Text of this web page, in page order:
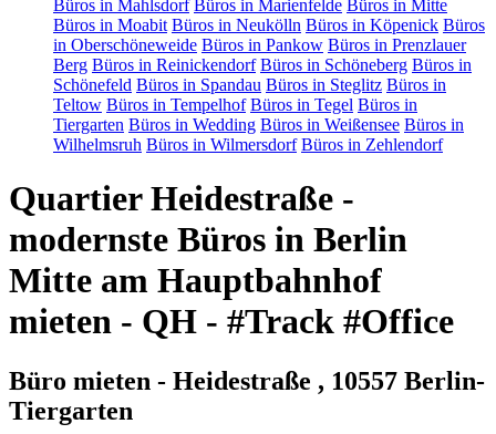
Büros in Mahlsdorf Büros in Marienfelde Büros in Mitte
Büros in Moabit Büros in Neukölln Büros in Köpenick Büros
in Oberschöneweide Büros in Pankow Büros in Prenzlauer
Berg Büros in Reinickendorf Büros in Schöneberg Büros in
Schönefeld Büros in Spandau Büros in Steglitz Büros in
Teltow Büros in Tempelhof Büros in Tegel Büros in
Tiergarten Büros in Wedding Büros in Weißensee Büros in
Wilhelmsruh Büros in Wilmersdorf Büros in Zehlendorf
Quartier Heidestraße -
modernste Büros in Berlin
Mitte am Hauptbahnhof
mieten - QH - #Track #Office
Büro mieten - Heidestraße , 10557 Berlin-
Tiergarten